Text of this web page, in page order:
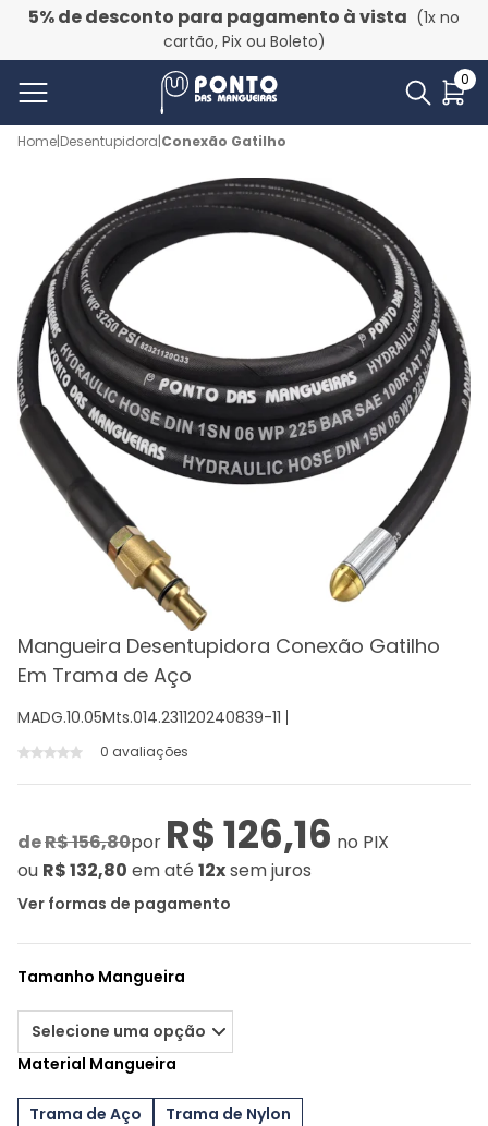
5% de desconto para pagamento à vista (1x no
cartão, Pix ou Boleto)
0
Home|Desentupidora|Conexão Gatilho
Mangueira Desentupidora Conexão Gatilho
Em Trama de Aço
MADG.10.05Mts.014.231120240839-11
0 avaliações
deR$ 156,80por R$ 126,16 no PIX
ou R$ 132,80 em até 12xsem juros
Ver formas de pagamento
Tamanho Mangueira
Material Mangueira
Trama de Aço Trama de Nylon